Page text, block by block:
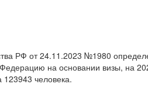
РФ от 24.11.2023 №1980
на основании визы, на
123943 человека.